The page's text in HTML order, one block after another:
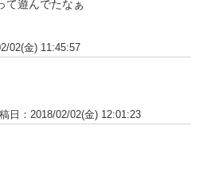
て遊んでたなぁ
02(金) 11:45:57
日：2018/02/02(金) 12:01:23